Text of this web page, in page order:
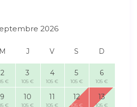
2026
M J V S D
2
€
3
105 €
4
105 €
5
105 €
6
105 €
9
€
10
105 €
11
105 €
12
105 €
13
105 €